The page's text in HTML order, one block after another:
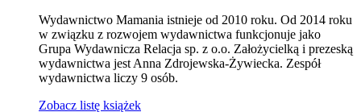
Wydawnictwo Mamania istnieje od 2010 roku. Od 2014 roku
w związku z rozwojem wydawnictwa funkcjonuje jako
Grupa Wydawnicza Relacja sp. z o.o. Założycielką i prezeską
wydawnictwa jest Anna Zdrojewska-Żywiecka. Zespół
wydawnictwa liczy 9 osób.
Zobacz listę książek